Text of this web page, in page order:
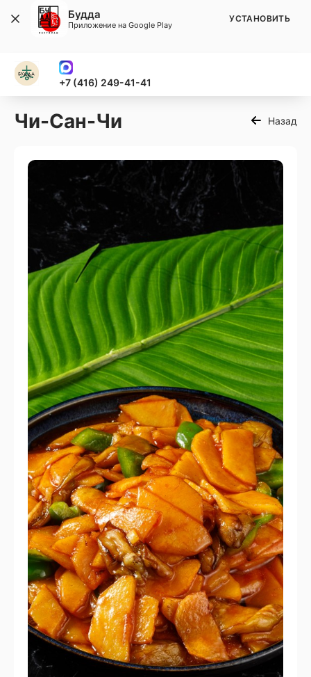
+7 (416) 249-41-41
Чи-Сан-Чи Назад
Будда
Приложение на Google Play
УСТАНОВИТЬ